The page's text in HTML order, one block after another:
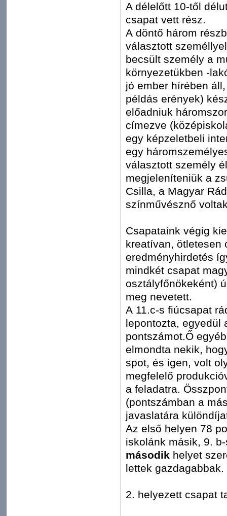
A délelőtt 10-től
csapat vett rész.
A döntő három
választott
becsült személy a
környezetükben -
jó ember hírében
példás erények)
előadniuk
címezve
egy képzeletbeli
egy
választott személy
megjeleníteniük a
Csilla, a Magyar
színművésznő
Csapataink végig
kreatívan, ötletesen
eredményhirdetés
mindkét csapat
osztályfőnökeként)
meg nevetett.
A 11.c-s fiúcsapat
lepontozta, egyedül
pontszámot.Ő
elmondta nekik,
spot, és igen, volt
megfelelő
a feladatra.
(pontszámban a
javaslatára
Az első helyen 78
iskolánk másik, 9.
második helyet
lettek gazdagabbak.
2. helyezett csapat